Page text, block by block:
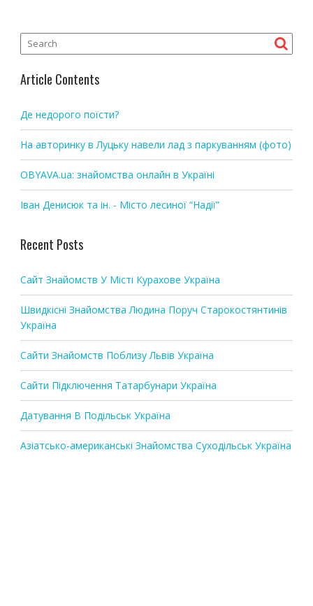
Article Contents
Де недорого поїсти?
На авторинку в Луцьку навели лад з паркуванням (фото)
OBYAVA.ua: знайомства онлайн в Україні
Іван Денисюк та ін. - Місто лесиної “Надії”
Recent Posts
Сайт Знайомств У Місті Курахове Україна
Швидкісні Знайомства Людина Поруч Старокостянтинів
Україна
Сайти Знайомств Поблизу Львів Україна
Сайти Підключення Татарбунари Україна
Датування В Подільськ Україна
Азіатсько-американські Знайомства Суходільськ Україна